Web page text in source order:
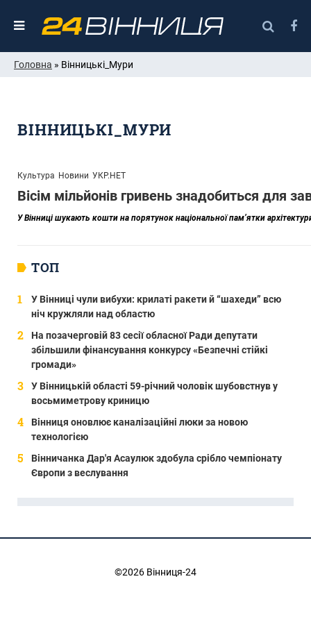
Головна » Вінницькі_Мури
ВІННИЦЬКІ_МУРИ
Культура Новини УКР.НЕТ
Вісім мільйонів гривень знадобиться для
У Вінниці шукають кошти на порятунок національної пам’ятки
ТОП
У Вінниці чули вибухи: крилаті ракети й “шахеди” всю
ніч кружляли над областю
На позачерговій 83 сесії обласної Ради депутати
збільшили фінансування конкурсу «Безпечні стійкі
громади»
У Вінницькій області 59-річний чоловік шубовстнув у
восьмиметрову криницю
Вінниця оновлює каналізаційні люки за новою
технологією
Вінничанка Дар'я Асаулюк здобула срібло чемпіонату
Європи з веслування
©2026 Вінниця-24